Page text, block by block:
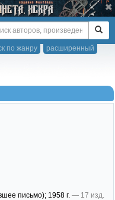
расширенный
по жанру
письмо); 1958 г. — 17 изд.